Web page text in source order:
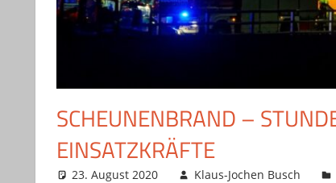
SCHEUNENBRAND –
INSATZKRÄFTE
23. August 2020 Klaus-Jochen Busch